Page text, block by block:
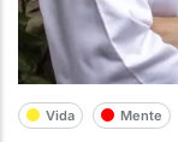
Vida Mente